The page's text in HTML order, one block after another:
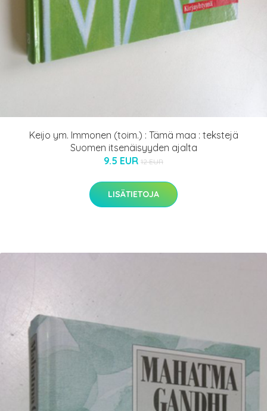
Keijo ym. Immonen (toim.) : Tämä maa : tekstejä
Suomen itsenäisyyden ajalta
9.5 EUR 12 EUR
LISÄTIETOJA